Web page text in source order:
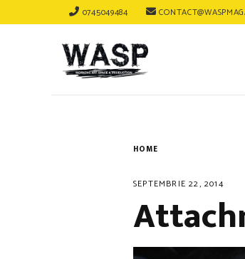
0745049484
HOME
SEPTEMBRIE 22, 2014